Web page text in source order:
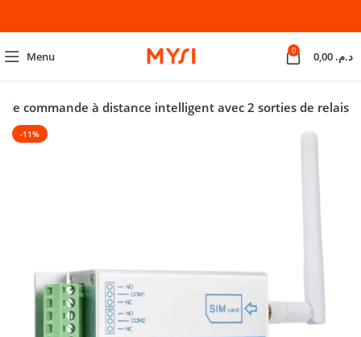
Menu 0 د.م.
de commande à distance intelligent avec 2 sorties de relais
-11%